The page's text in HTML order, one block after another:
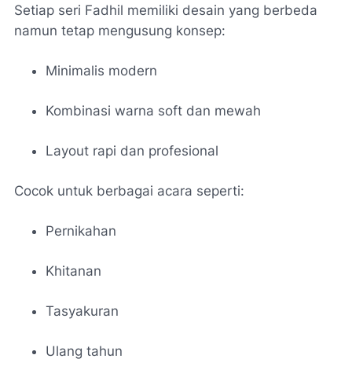
Setiap seri Fadhil memiliki desain yang berbeda
namun tetap mengusung konsep:
Minimalis modern
Kombinasi warna soft dan mewah
Layout rapi dan profesional
Cocok untuk berbagai acara seperti:
Pernikahan
Khitanan
Tasyakuran
Ulang tahun